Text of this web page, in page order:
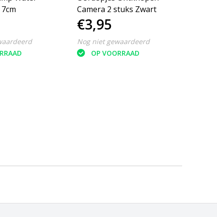
Camera 2 stuks Zwart
€3,95
Nog niet gewaardeerd
OP VOORRAAD